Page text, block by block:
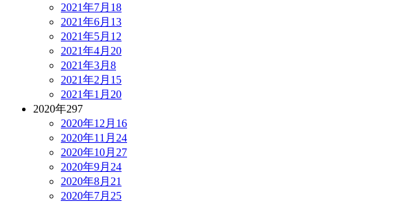
2021年7月 18
2021年6月 13
2021年5月 12
2021年4月 20
2021年3月 8
2021年2月 15
2021年1月 20
2020年297
2020年12月 16
2020年11月 24
2020年10月 27
2020年9月 24
2020年8月 21
2020年7月 25